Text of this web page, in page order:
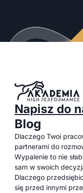
Napisz do
Blog
Dlaczego Twoi
partnerami do
Wypalenie to nie
sam w swoich
Dlaczego
się przed innymi